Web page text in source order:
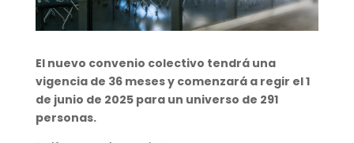
El nuevo convenio colectivo tendrá una
vigencia de 36 meses y comenzará a regir el 1
de junio de 2025 para un universo de 291
personas.